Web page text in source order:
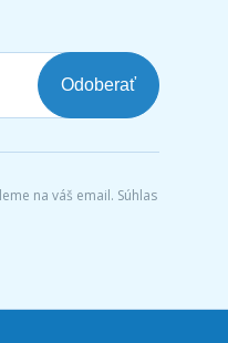
Odoberať
na váš email. Súhlas